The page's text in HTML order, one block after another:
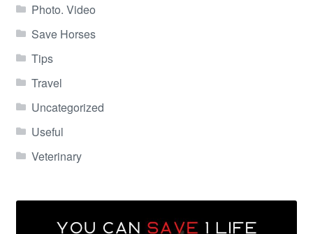
Photo. Video
Save Horses
Tips
Travel
Uncategorized
Useful
Veterinary